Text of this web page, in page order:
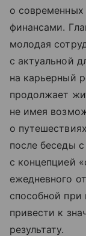
о
финансами.
молодая
с актуальной
на карьерный
продолжает
не имея
о
после беседы
с концепцией
ежедневного
способной при
привести к
результату.